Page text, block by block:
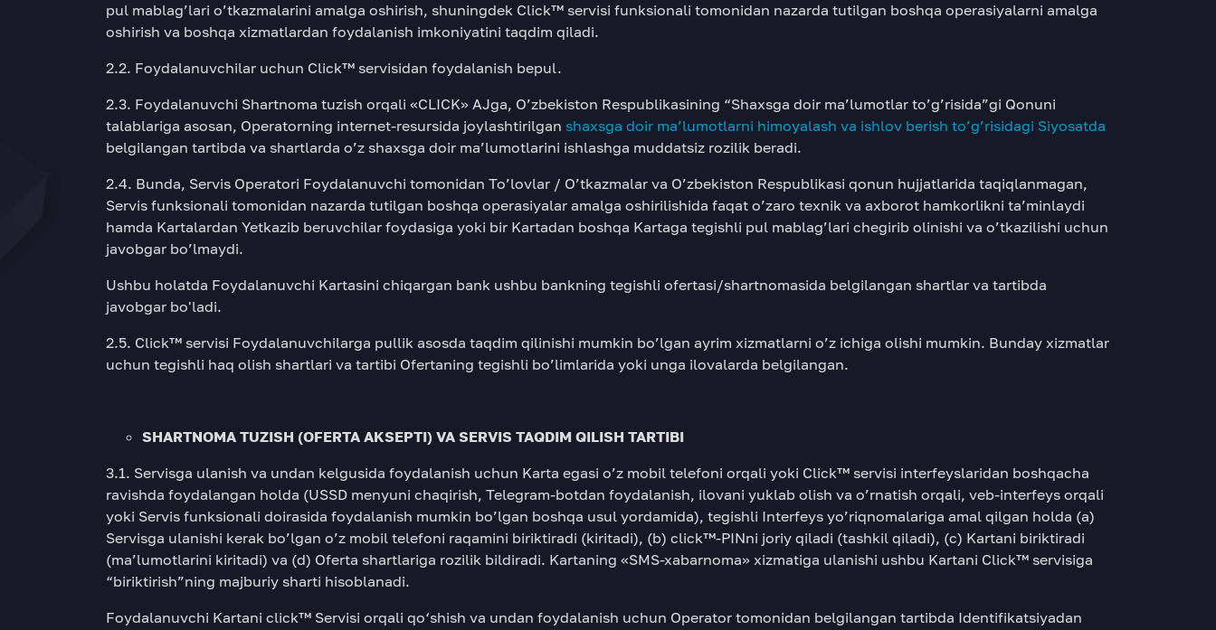
pul mablag’lari o’tkazmalarini amalga oshirish, shuningdek Click™ servisi funksionali tomonidan nazarda tutilgan boshqa operasiyalarni amalga
oshirish va boshqa xizmatlardan foydalanish imkoniyatini taqdim qiladi.
2.2. Foydalanuvchilar uchun Click™ servisidan foydalanish bepul.
2.3. Foydalanuvchi Shartnoma tuzish orqali «CLICK» AJga, O’zbekiston Respublikasining “Shaxsga doir ma’lumotlar to’g’risida”gi Qonuni
talablariga asosan, Operatorning internet-resursida joylashtirilgan shaxsga doir ma’lumotlarni himoyalash va ishlov berish to’g’risidagi Siyosatda
belgilangan tartibda va shartlarda o’z shaxsga doir ma’lumotlarini ishlashga muddatsiz rozilik beradi.
2.4. Bunda, Servis Operatori Foydalanuvchi tomonidan To’lovlar / O’tkazmalar va O’zbekiston Respublikasi qonun hujjatlarida taqiqlanmagan,
Servis funksionali tomonidan nazarda tutilgan boshqa operasiyalar amalga oshirilishida faqat o’zaro texnik va axborot hamkorlikni ta’minlaydi
hamda Kartalardan Yetkazib beruvchilar foydasiga yoki bir Kartadan boshqa Kartaga tegishli pul mablag’lari chegirib olinishi va o’tkazilishi uchun
javobgar bo’lmaydi.
Ushbu holatda Foydalanuvchi Kartasini chiqargan bank ushbu bankning tegishli ofertasi/shartnomasida belgilangan shartlar va tartibda
javobgar bo'ladi.
2.5. Click™ servisi Foydalanuvchilarga pullik asosda taqdim qilinishi mumkin bo’lgan ayrim xizmatlarni o’z ichiga olishi mumkin. Bunday xizmatlar
uchun tegishli haq olish shartlari va tartibi Ofertaning tegishli bo’limlarida yoki unga ilovalarda belgilangan.
SHARTNOMA TUZISH (OFERTA AKSEPTI) VA SERVIS TAQDIM QILISH TARTIBI
3.1. Servisga ulanish va undan kelgusida foydalanish uchun Karta egasi o’z mobil telefoni orqali yoki Click™ servisi interfeyslaridan boshqacha
ravishda foydalangan holda (USSD menyuni chaqirish, Telegram-botdan foydalanish, ilovani yuklab olish va o’rnatish orqali, veb-interfeys orqali
yoki Servis funksionali doirasida foydalanish mumkin bo’lgan boshqa usul yordamida), tegishli Interfeys yo’riqnomalariga amal qilgan holda (a)
Servisga ulanishi kerak bo’lgan o’z mobil telefoni raqamini biriktiradi (kiritadi), (b) click™-PINni joriy qiladi (tashkil qiladi), (c) Kartani biriktiradi
(ma’lumotlarini kiritadi) va (d) Oferta shartlariga rozilik bildiradi. Kartaning «SMS-xabarnoma» xizmatiga ulanishi ushbu Kartani Click™ servisiga
“biriktirish”ning majburiy sharti hisoblanadi.
Foydalanuvchi Kartani click™ Servisi orqali qo‘shish va undan foydalanish uchun Operator tomonidan belgilangan tartibda Identifikatsiyadan